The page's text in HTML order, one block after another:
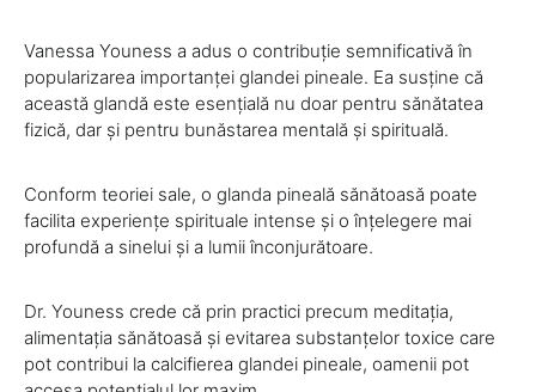
Vanessa Youness a adus o contribuție semnificativă în
popularizarea importanței glandei pineale. Ea susține că
această glandă este esențială nu doar pentru sănătatea
fizică, dar și pentru bunăstarea mentală și spirituală.
Conform teoriei sale, o glanda pineală sănătoasă poate
facilita experiențe spirituale intense și o înțelegere mai
profundă a sinelui și a lumii înconjurătoare.
Dr. Youness crede că prin practici precum meditația,
alimentația sănătoasă și evitarea substanțelor toxice care
pot contribui la calcifierea glandei pineale, oamenii pot